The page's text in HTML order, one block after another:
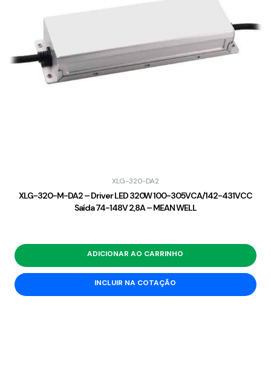
XLG-320-DA2
XLG-320-M-DA2 – Driver LED 320W 100-305VCA/142-431VCC
Saída 74-148V 2,8A – MEAN WELL
ADICIONAR AO CARRINHO
INCLUIR NA COTAÇÃO